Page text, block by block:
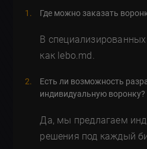
Где можно заказать
В
как lebo.md.
Есть ли возможность
индивидуальную воронку?
Да, мы предлагаем
решения под каждый